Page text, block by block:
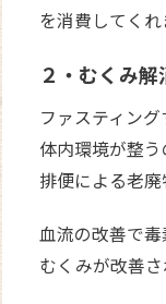
を消費してく
２・むくみ解
ファスティン
体内環境が整う
排便による老
血流の改善で
むくみが改善